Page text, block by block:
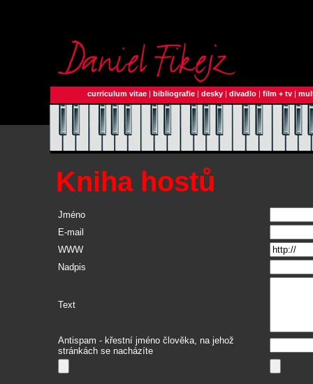
curriculum vitae | bibliografie | desky | divadlo | film + tv |
Kniha hostů
Jméno
E-mail
WWW
Nadpis
Text
Antispam - křestní jméno člověka, na jehož
stránkách se nacházíte